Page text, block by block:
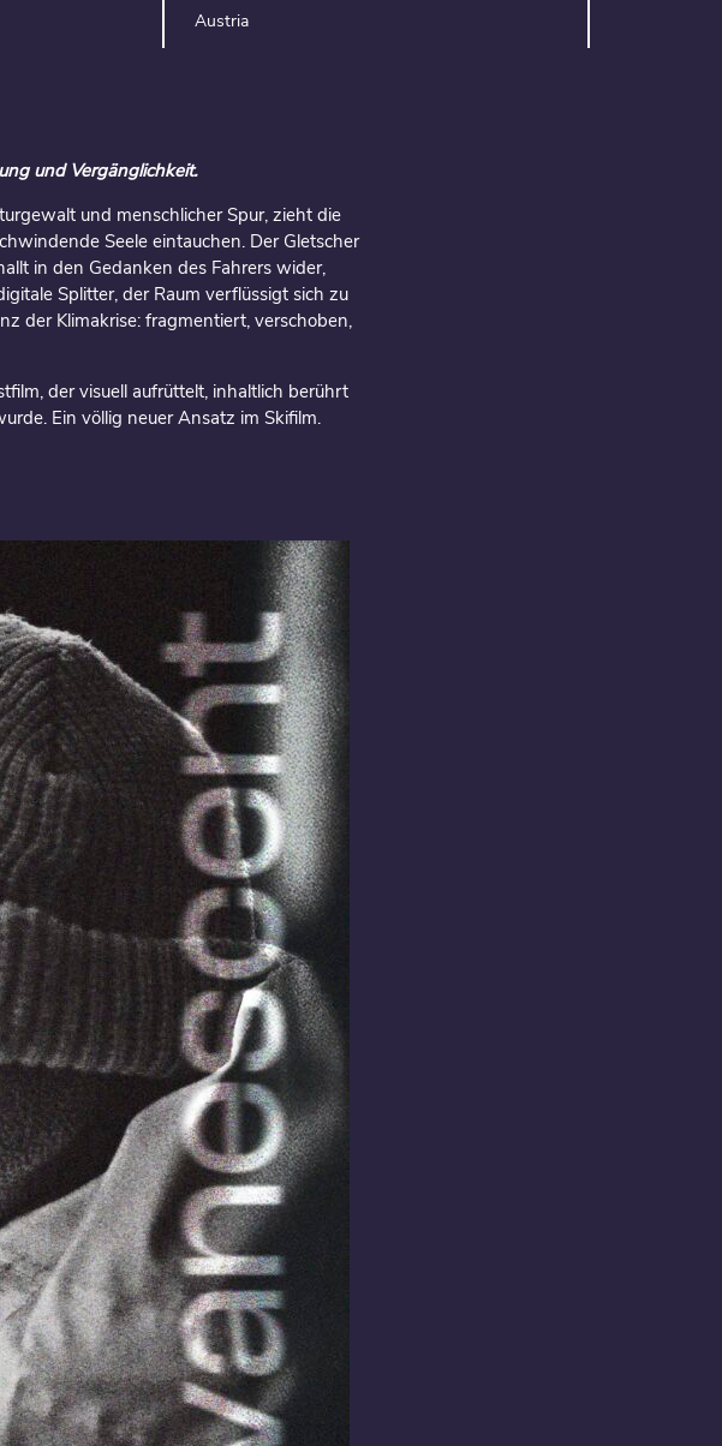
Austria
und Vergänglichkeit.
und menschlicher Spur, zieht die
Seele eintauchen. Der Gletscher
in den Gedanken des Fahrers wider,
Splitter, der Raum verflüssigt sich zu
der Klimakrise: fragmentiert, verschoben,
der visuell aufrüttelt, inhaltlich berührt
Ein völlig neuer Ansatz im Skifilm.